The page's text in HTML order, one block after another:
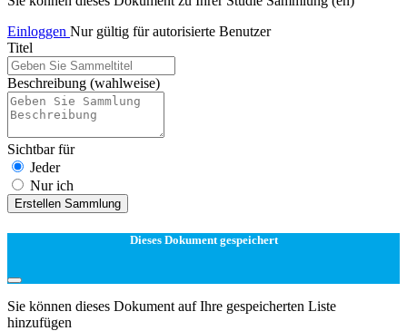
Einloggen Nur gültig für autorisierte Benutzer
Titel
Beschreibung (wahlweise)
Sichtbar für
Jeder
Nur ich
Erstellen Sammlung
Dieses Dokument gespeichert
Sie können dieses Dokument auf Ihre gespeicherten Liste
hinzufügen